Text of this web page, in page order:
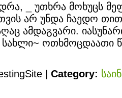
_ უთხრა მოხუცს
არ უნდა ჩაედო
ამდაგვარი.
სახლი~
| Category: